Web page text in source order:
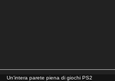
Un'intera parete piena di giochi PS2